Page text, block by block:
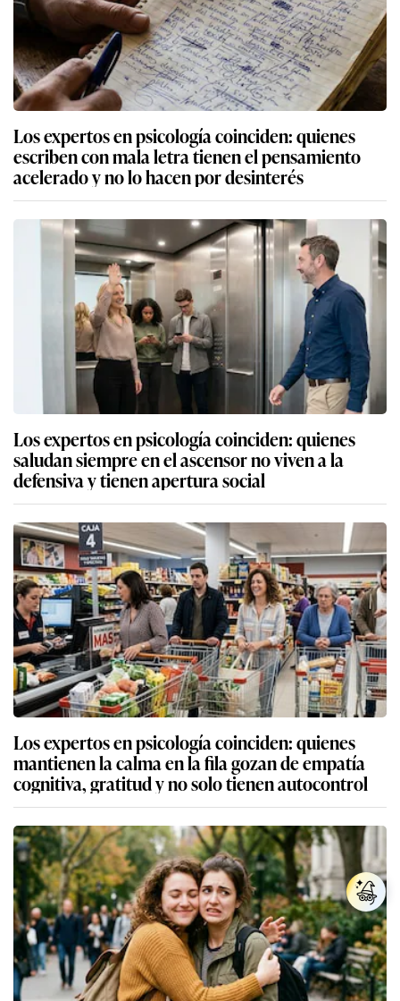
Los expertos en psicología coinciden: quienes
escriben con mala letra tienen el pensamiento
acelerado y no lo hacen por desinterés
Los expertos en psicología coinciden: quienes
saludan siempre en el ascensor no viven a la
defensiva y tienen apertura social
Los expertos en psicología coinciden: quienes
mantienen la calma en la fila gozan de empatía
cognitiva, gratitud y no solo tienen autocontrol